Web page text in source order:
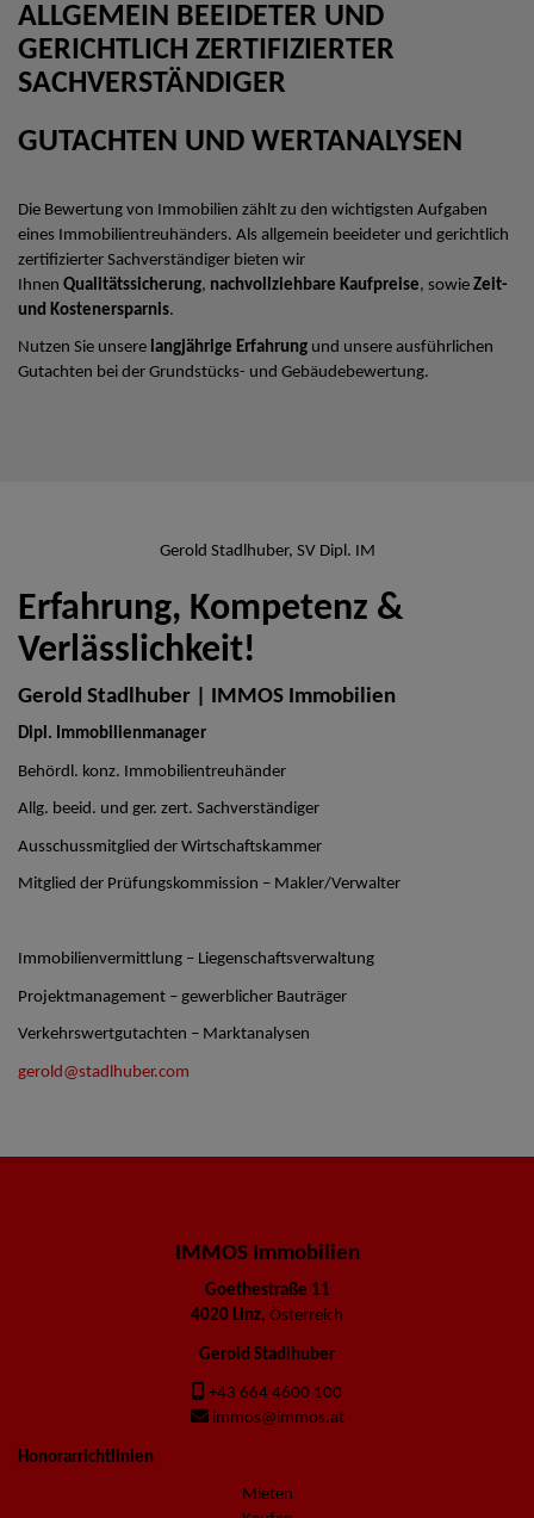
ALLGEMEIN BEEIDETER UND
GERICHTLICH ZERTIFIZIERTER
SACHVERSTÄNDIGER
GUTACHTEN UND WERTANALYSEN
Die Bewertung von Immobilien zählt zu den wichtigsten Aufgaben
eines Immobilientreuhänders. Als allgemein beeideter und gerichtlich
zertifizierter Sachverständiger bieten wir
Ihnen Qualitätssicherung, nachvollziehbare Kaufpreise, sowie Zeit-
und Kostenersparnis.
Nutzen Sie unsere langjährige Erfahrung und unsere ausführlichen
Gutachten bei der Grundstücks- und Gebäudebewertung.
Gerold Stadlhuber, SV Dipl. IM
Erfahrung, Kompetenz &
Verlässlichkeit!
Gerold Stadlhuber | IMMOS Immobilien
Dipl. Immobilienmanager
Behördl. konz. Immobilientreuhänder
Allg. beeid. und ger. zert. Sachverständiger
Ausschussmitglied der Wirtschaftskammer
Mitglied der Prüfungskommission – Makler/Verwalter
Immobilienvermittlung – Liegenschaftsverwaltung
Projektmanagement – gewerblicher Bauträger
Verkehrswertgutachten – Marktanalysen
gerold@stadlhuber.com
IMMOS Immobilien
Goethestraße 11
4020 Linz, Österreich
Gerold Stadlhuber
+43 664 4600 100
immos@immos.at
Honorarrichtlinien
Mieten